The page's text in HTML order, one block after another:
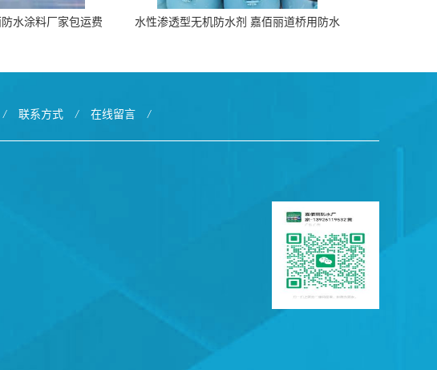
水涂料厂家包运费
水性渗透型无机防水剂 嘉佰丽道桥用防水
/ 联系方式 / 在线留言 /